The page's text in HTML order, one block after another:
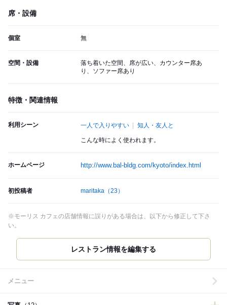
席・設備
個室 無
空間・設備
落ち着いた空間、席が広い、カウンター席あ
り、ソファー席あり
特徴・関連情報
利用シーン 一人で入りやすい 知人・友人と
こんな時によく使われます。
ホームページ http://www.bal-bldg.com/kyoto/index.html
初投稿者 maritaka （23）
※モーリス カフェの店舗情報に誤りがある場合は、以下から修正して下さ
い。
レストラン情報を編集する
メニュー